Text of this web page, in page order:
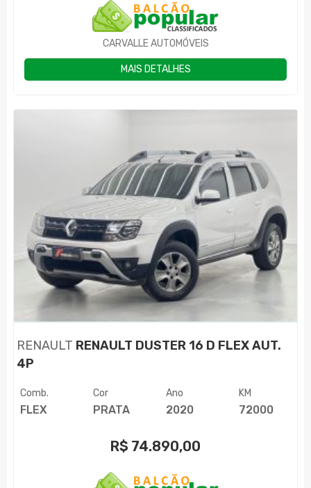
CARVALLE AUTOMÓVEIS
MAIS DETALHES
RENAULT RENAULT DUSTER 16 D FLEX AUT.
4P
Comb.
FLEX
Cor
PRATA
Ano
2020
KM
72000
R$ 74.890,00